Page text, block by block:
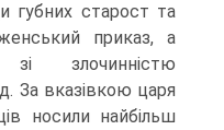
губних старост та
приказ, а
злочинністю
За вказівкою царя
носили найбільш